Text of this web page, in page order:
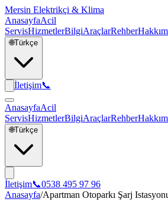
Mersin Elektrikçi & Klima
AnasayfaAcil
ServisHizmetlerBilgiAraçlarRehber
🌐Türkçe
İletişim📞
AnasayfaAcil
ServisHizmetlerBilgiAraçlarRehber
🌐Türkçe
İletişim📞0538 495 97 96
Anasayfa/Apartman Otoparkı Şarj